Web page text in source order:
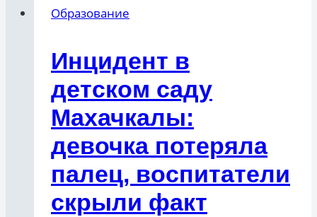
Образование
Инцидент в
детском саду
Махачкалы:
девочка потеряла
палец, воспитатели
скрыли факт